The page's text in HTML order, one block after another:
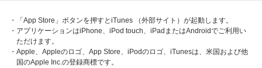
・「App Store」ボタンを押すとiTunes （外部サイト）が起動します。
・アプリケーションはiPhone、iPod touch、iPadまたはAndroidでご利用い
ただけます。
・Apple、Appleのロゴ、App Store、iPodのロゴ、iTunesは、米国および他
国のApple Inc.の登録商標です。